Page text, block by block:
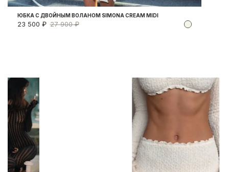
ЮБКА С ДВОЙНЫМ ВОЛАНОМ SIMONA CREAM MIDI
23 500 ₽ 27 900 ₽